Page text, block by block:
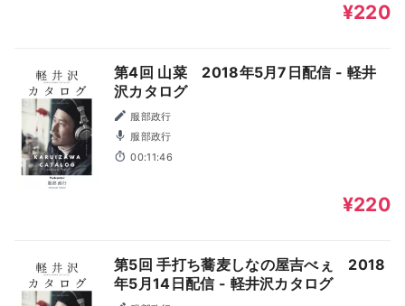
¥220
第4回 山菜 2018年5月7日配信 - 軽井
沢カタログ
服部政行
服部政行
00:11:46
¥220
第5回 手打ち蕎麦しなの屋吉べぇ 2018
年5月14日配信 - 軽井沢カタログ